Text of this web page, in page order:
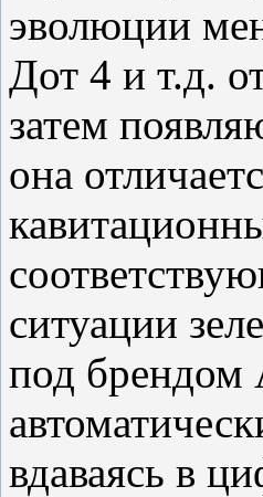
эволюции
Дот 4 и т.д.
затем
она
ситуации
под брендом
вдаваясь в